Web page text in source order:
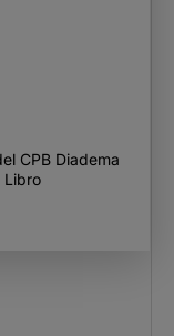
CPB Diadema
Libro